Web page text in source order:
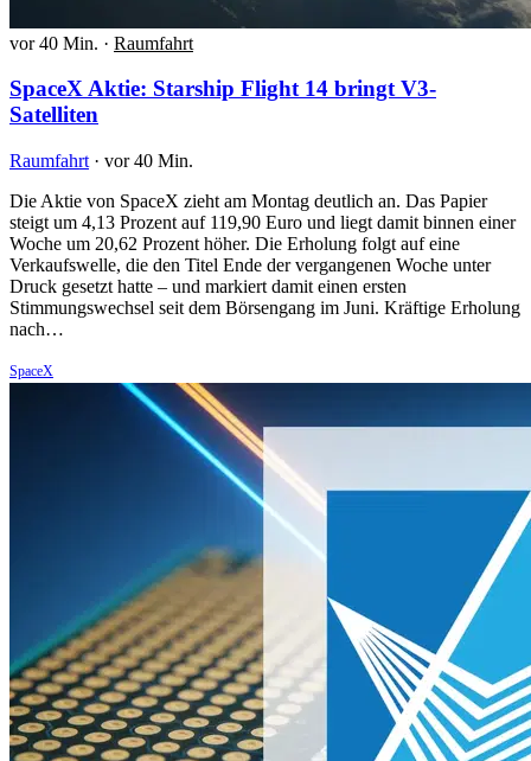
vor 40 Min. · Raumfahrt
SpaceX Aktie: Starship Flight 14 bringt V3-
Satelliten
Raumfahrt · vor 40 Min.
Die Aktie von SpaceX zieht am Montag deutlich an. Das Papier
steigt um 4,13 Prozent auf 119,90 Euro und liegt damit binnen einer
Woche um 20,62 Prozent höher. Die Erholung folgt auf eine
Verkaufswelle, die den Titel Ende der vergangenen Woche unter
Druck gesetzt hatte – und markiert damit einen ersten
Stimmungswechsel seit dem Börsengang im Juni. Kräftige Erholung
nach…
SpaceX